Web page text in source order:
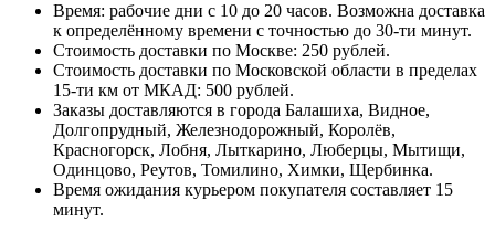
Время: рабочие дни с 10 до 20 часов. Возможна доставка
к определённому времени с точностью до 30-ти минут.
Стоимость доставки по Москве: 250 рублей.
Стоимость доставки по Московской области в пределах
15-ти км от МКАД: 500 рублей.
Заказы доставляются в города Балашиха, Видное,
Долгопрудный, Железнодорожный, Королёв,
Красногорск, Лобня, Лыткарино, Люберцы, Мытищи,
Одинцово, Реутов, Томилино, Химки, Щербинка.
Время ожидания курьером покупателя составляет 15
минут.